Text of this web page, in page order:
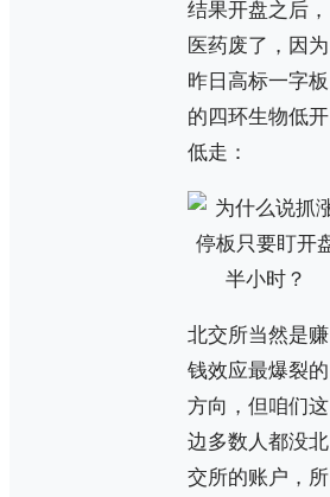
结果开盘之后，
医药废了，因为
昨日高标一字板
的四环生物低开
低走：
北交所当然是赚
钱效应最爆裂的
方向，但咱们这
边多数人都没北
交所的账户，所